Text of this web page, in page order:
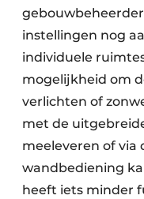
instellingen nog
individuele
mogelijkheid om
verlichten of
met de
meeleveren of via
wandbediening
heeft iets minder